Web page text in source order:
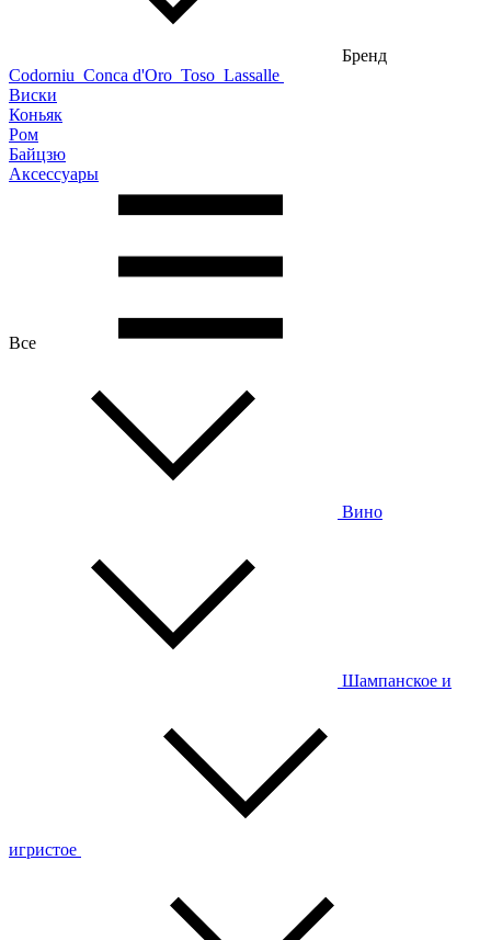
Бренд
Codorniu Conca d'Oro Toso Lassalle
Виски
Коньяк
Ром
Байцзю
Аксессуары
Все
Вино
Шампанское и
игристое